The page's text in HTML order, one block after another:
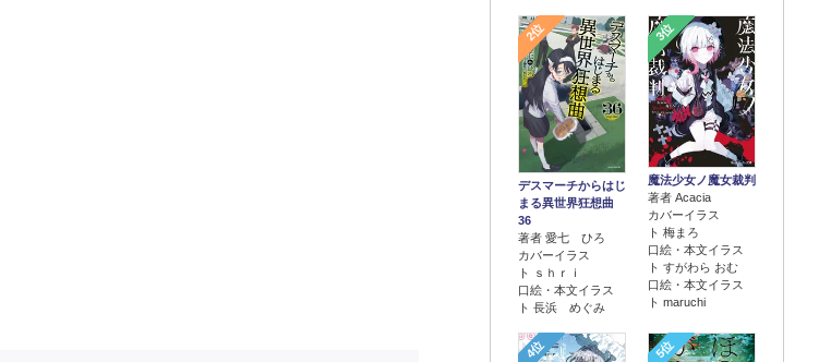
2位
デスマーチからはじ
まる異世界狂想曲
36
著者 愛七 ひろ
カバーイラス
ト ｓｈｒｉ
口絵・本文イラス
ト 長浜 めぐみ
3位
魔法少女ノ魔女裁判
著者 Acacia
カバーイラス
ト 梅まろ
口絵・本文イラス
ト すがわら おむ
口絵・本文イラス
ト maruchi
4位 5位